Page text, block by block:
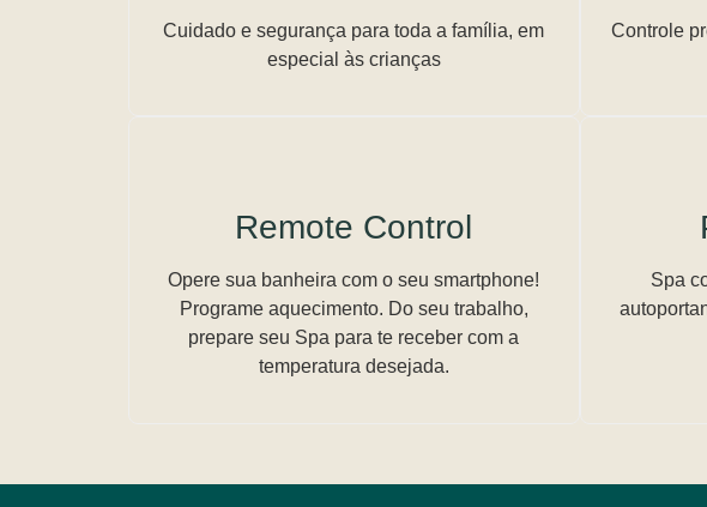
Cuidado e segurança para toda a família, em
especial às crianças
Controle
Remote Control
Opere sua banheira com o seu smartphone!
Programe aquecimento. Do seu trabalho,
prepare seu Spa para te receber com a
temperatura desejada.
Spa